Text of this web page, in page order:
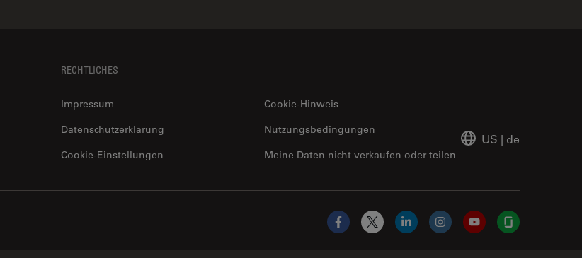
RECHTLICHES
Impressum
Cookie-Hinweis
Datenschutzerklärung
Meine Daten nicht verkaufen oder teilen
Nutzungsbedingungen
Cookie-Einstellungen
US | de
Facebook
X LinkedInInstagramYouTubeGlassdoor